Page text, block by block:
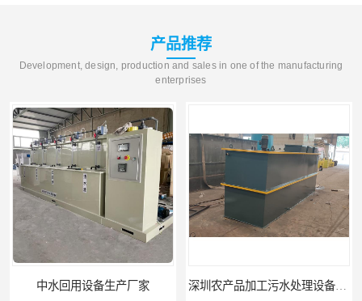
产品推荐
Development, design, production and sales in one of the manufacturing
enterprises
中水回用设备生产厂家 深圳农产品加工污水处理设备厂家